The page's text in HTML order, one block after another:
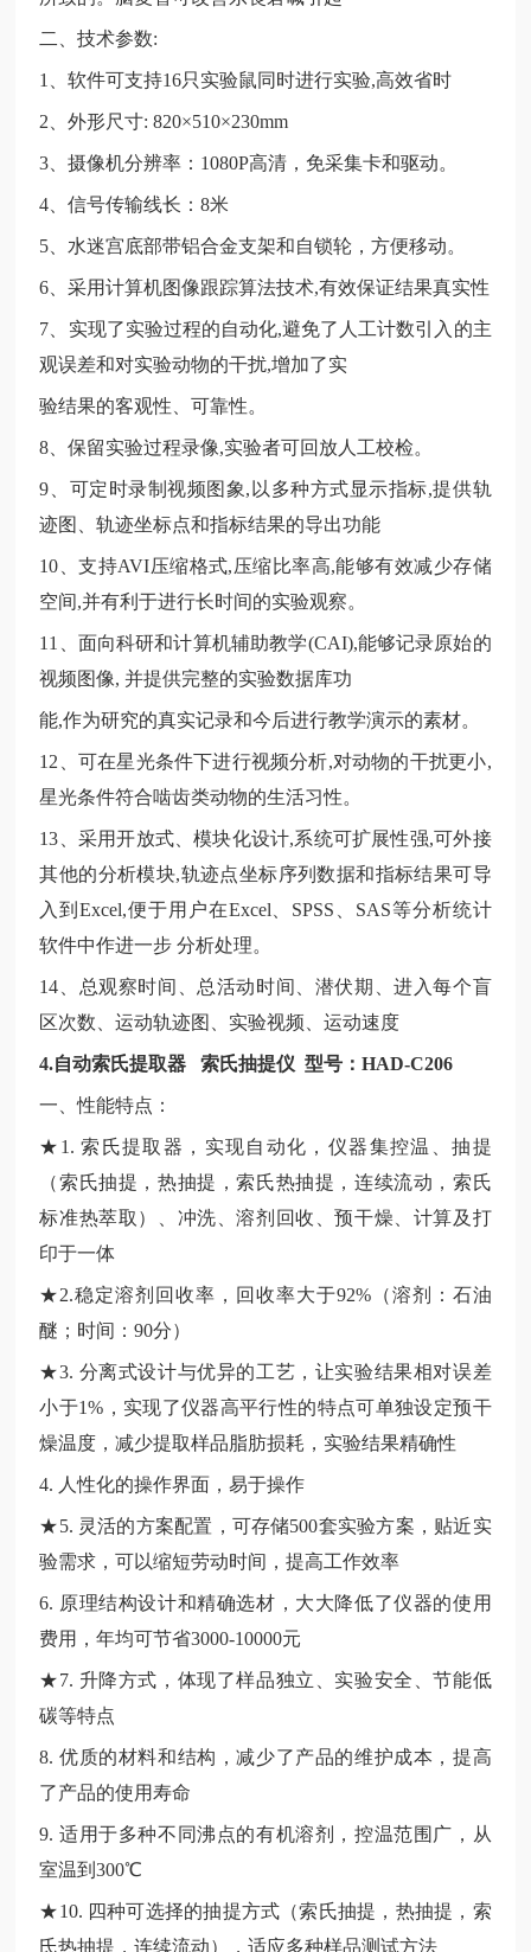
二、技术参数:
1、软件可支持16只实验鼠同时进行实验,高效省时
2、外形尺寸: 820×510×230mm
3、摄像机分辨率：1080P高清，免采集卡和驱动。
4、信号传输线长：8米
5、水迷宫底部带铝合金支架和自锁轮，方便移动。
6、采用计算机图像跟踪算法技术,有效保证结果真实性
7、实现了实验过程的自动化,避免了人工计数引入的主
观误差和对实验动物的干扰,增加了实
验结果的客观性、可靠性。
8、保留实验过程录像,实验者可回放人工校检。
9、可定时录制视频图象,以多种方式显示指标,提供轨
迹图、轨迹坐标点和指标结果的导出功能
10、支持AVI压缩格式,压缩比率高,能够有效减少存储
空间,并有利于进行长时间的实验观察。
11、面向科研和计算机辅助教学(CAI),能够记录原始的
视频图像, 并提供完整的实验数据库功
能,作为研究的真实记录和今后进行教学演示的素材。
12、可在星光条件下进行视频分析,对动物的干扰更小,
星光条件符合啮齿类动物的生活习性。
13、采用开放式、模块化设计,系统可扩展性强,可外接
其他的分析模块,轨迹点坐标序列数据和指标结果可导
入到Excel,便于用户在Excel、SPSS、SAS等分析统计
软件中作进一步 分析处理。
14、总观察时间、总活动时间、潜伏期、进入每个盲
区次数、运动轨迹图、实验视频、运动速度
4.自动索氏提取器 索氏抽提仪 型号：HAD-C206
一、性能特点：
★1. 索氏提取器，实现自动化，仪器集控温、抽提
（索氏抽提，热抽提，索氏热抽提，连续流动，索氏
标准热萃取）、冲洗、溶剂回收、预干燥、计算及打
印于一体
★2.稳定溶剂回收率，回收率大于92%（溶剂：石油
醚；时间：90分）
★3. 分离式设计与优异的工艺，让实验结果相对误差
小于1%，实现了仪器高平行性的特点可单独设定预干
燥温度，减少提取样品脂肪损耗，实验结果精确性
4. 人性化的操作界面，易于操作
★5. 灵活的方案配置，可存储500套实验方案，贴近实
验需求，可以缩短劳动时间，提高工作效率
6. 原理结构设计和精确选材，大大降低了仪器的使用
费用，年均可节省3000-10000元
★7. 升降方式，体现了样品独立、实验安全、节能低
碳等特点
8. 优质的材料和结构，减少了产品的维护成本，提高
了产品的使用寿命
9. 适用于多种不同沸点的有机溶剂，控温范围广，从
室温到300℃
★10. 四种可选择的抽提方式（索氏抽提，热抽提，索
氏热抽提，连续流动），适应多种样品测试方法